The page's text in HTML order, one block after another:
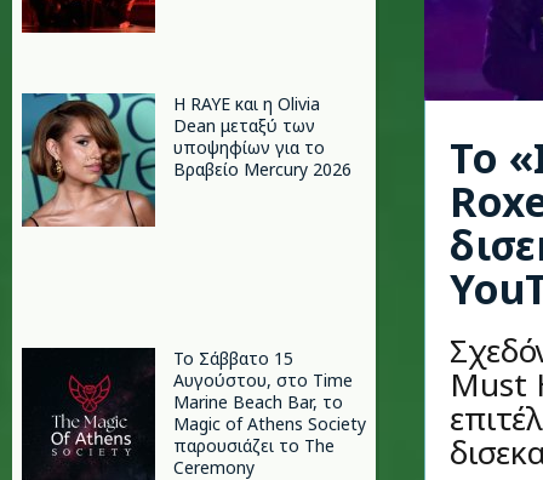
Η RAYE και η Olivia
Dean μεταξύ των
υποψηφίων για το
Βραβείο Mercury 2026
Το Σάββατο 15
Αυγούστου, στο Time
Marine Beach Bar, το
Magic of Athens Society
παρουσιάζει το The
Ceremony
Το
Must